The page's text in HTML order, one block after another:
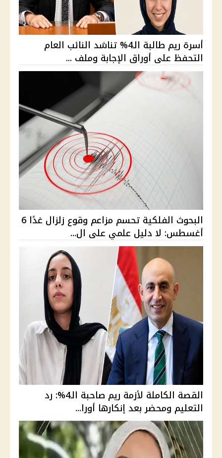
أسرة ريم طالبة الـ4% تناشد النائب العام
التحفظ على أوراق الإجابة وملف ...
البحوث الفلكية تحسم مزاعم وقوع زلزال غدًا 6
أغسطس: لا دليل علمي على ال...
القصة الكاملة لأزمة ريم صاحبة الـ4%: رد
التعليم ومحضر بعد إنكارها أورا...